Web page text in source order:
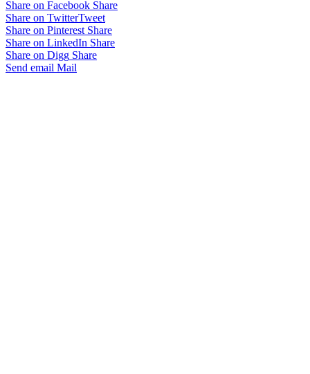
Share on Facebook Share
Share on TwitterTweet
Share on Pinterest Share
Share on LinkedIn Share
Share on Digg Share
Send email Mail